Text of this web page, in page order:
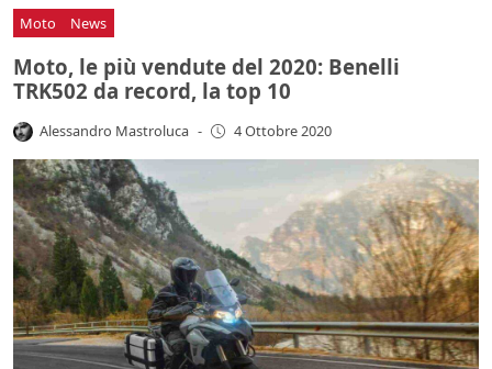
Moto News
Moto, le più vendute del 2020: Benelli
TRK502 da record, la top 10
Alessandro Mastroluca - 4 Ottobre 2020